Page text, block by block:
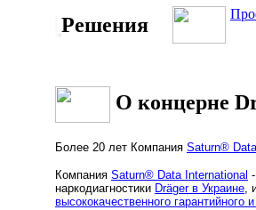
Решения
О концерне
Более 20 лет Компания Saturn®
Компания Saturn® Data International
наркодиагностики Dräger в Украине
высококачественного гарантийного